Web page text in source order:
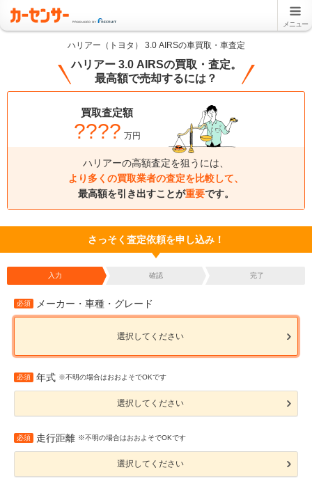
メニュー
ハリアー（トヨタ） 3.0 AIRSの車買取・車査定
ハリアー 3.0 AIRSの買取・査定。
最高額で売却するには？
買取査定額
???? 万円
ハリアーの高額査定を狙うには、
より多くの買取業者の査定を比較して、
最高額を引き出すことが重要です。
さっそく査定依頼を申し込み！
入力 確認 完了
必須 メーカー・車種・グレード
選択してください
必須 年式 ※不明の場合はおおよそでOKです
選択してください
必須 走行距離 ※不明の場合はおおよそでOKです
選択してください